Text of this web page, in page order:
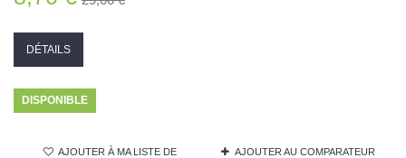
DÉTAILS
DISPONIBLE
AJOUTER À MA LISTE DE
AJOUTER AU COMPARATEUR